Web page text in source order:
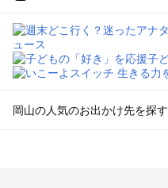
岡山の人気のお出かけ先を探す